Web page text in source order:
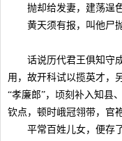
抛却给发妻，建荡逞色
黄天须有报，叫他尸抛
话说历代君王俱知守成
用，故开科试以揽英才，
“孝廉郎”，顷刻补入知县
钦点，顿时峨冠翎带，官
平常百姓儿女，便存了